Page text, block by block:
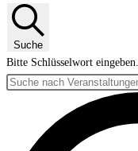
Suche
Bitte Schlüsselwort